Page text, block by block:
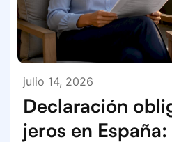
julio 14, 2026
Declaración
jeros en